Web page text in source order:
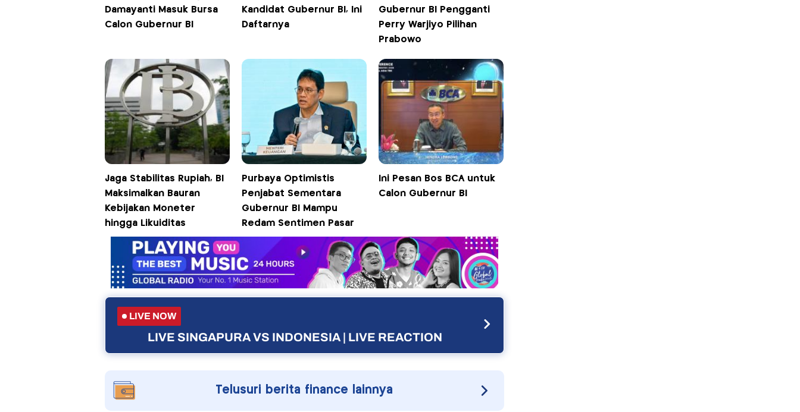
Damayanti Masuk Bursa
Calon Gubernur BI
Kandidat Gubernur BI, Ini
Daftarnya
Gubernur BI Pengganti
Perry Warjiyo Pilihan
Prabowo
Jaga Stabilitas Rupiah, BI
Maksimalkan Bauran
Kebijakan Moneter
hingga Likuiditas
Purbaya Optimistis
Penjabat Sementara
Gubernur BI Mampu
Redam Sentimen Pasar
Ini Pesan Bos BCA untuk
Calon Gubernur BI
LIVE NOW
LIVE SINGAPURA VS INDONESIA | LIVE REACTION
Telusuri berita finance lainnya